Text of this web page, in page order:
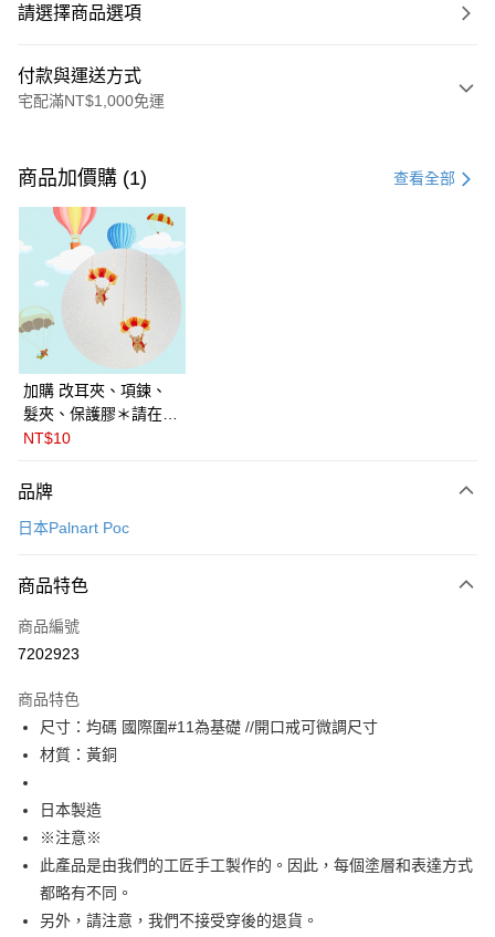
請選擇商品選項
付款與運送方式
宅配滿NT$1,000免運
信用卡一次付款
LINE Pay
Apple Pay
Google Pay
全盈+PAY
ATM付款
每筆NT$60
付款後萊爾富取貨
付款後7-11取貨
宅配
每筆NT$60，滿NT$1,000(含以上)免運費
商品加價購 (1) 查看全部
加購 改耳夾、項鍊、
髮夾、保護膠＊請在訂
單備註商品及欲修改的
PalnartPoc + 🇬🇧英國
FABLE 寓言
NT$10
品牌
日本Palnart Poc
商品特色
商品編號
7202923
商品特色
尺寸：均碼 國際圍#11為基礎 //開口戒可微調尺寸
材質：黃銅
日本製造
※注意※
此產品是由我們的工匠手工製作的。因此，每個塗層和表達方式
都略有不同。
另外，請注意，我們不接受穿後的退貨。